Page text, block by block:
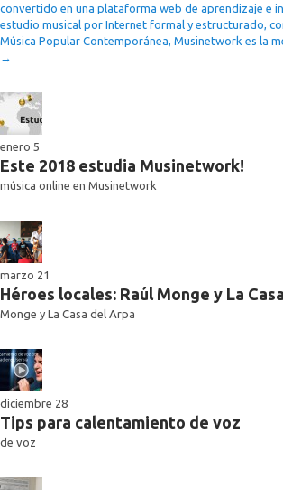
convertido en una plataforma web de aprendizaje e
estudio musical por Internet formal y estructurado,
Música Popular Contemporánea, Musinetwork es la
→
enero 5
Este 2018 estudia Musinetwork!
música online en Musinetwork
marzo 21
Héroes locales: Raúl Monge y La
Monge y La Casa del Arpa
diciembre 28
Tips para calentamiento de voz
de voz